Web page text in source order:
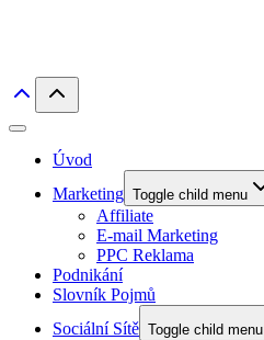
Úvod
Marketing Toggle child menu
Affiliate
E-mail Marketing
PPC Reklama
Podnikání
Slovník Pojmů
Sociální Sítě Toggle child menu